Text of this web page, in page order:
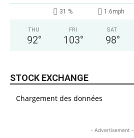
31 % 1.6mph
THU
92°
FRI
103°
SAT
98°
STOCK EXCHANGE
Chargement des données
- Advertisement -